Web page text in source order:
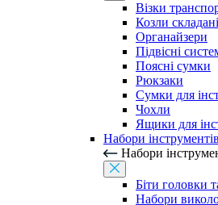
Візки
Козли складані
Органайзери
Підвісні
Поясні сумки
Рюкзаки
Сумки для
Чохли
Ящики для
Набори інструментів
Набори
Біти головки
Набори